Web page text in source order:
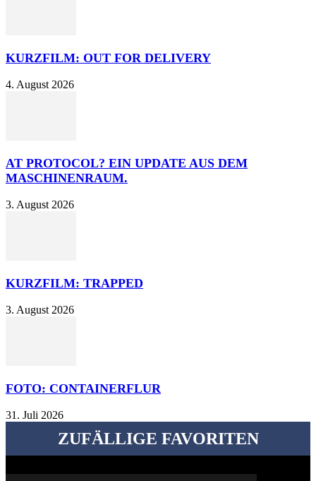
KURZFILM: OUT FOR DELIVERY
4. August 2026
AT PROTOCOL? EIN UPDATE AUS DEM
MASCHINENRAUM.
3. August 2026
KURZFILM: TRAPPED
3. August 2026
FOTO: CONTAINERFLUR
31. Juli 2026
ZUFÄLLIGE FAVORITEN